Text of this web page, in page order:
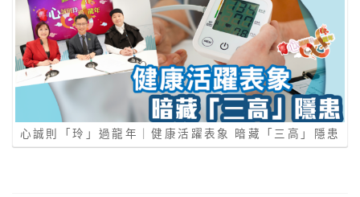
心誠則「玲」過龍年｜健康活躍表象 暗藏「三⾼」隱患